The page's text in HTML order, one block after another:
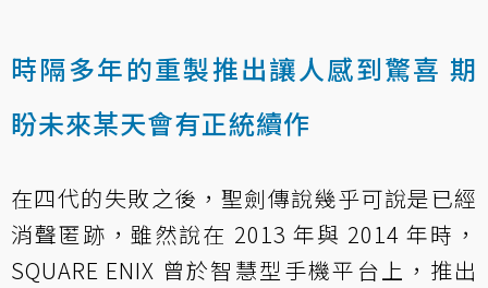
時隔多年的重製推出讓人感到驚喜 期
盼未來某天會有正統續作
在四代的失敗之後，聖劍傳說幾乎可說是已經
消聲匿跡，雖然說在 2013 年與 2014 年時，
SQUARE ENIX 曾於智慧型手機平台上，推出